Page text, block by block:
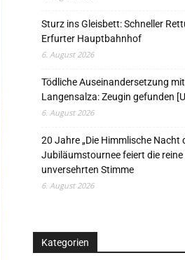
Sturz ins Gleisbett: Schneller
Erfurter Hauptbahnhof
6. August 2026
Tödliche Auseinandersetzung
Langensalza: Zeugin gefunden
6. August 2026
20 Jahre „Die Himmlische Nacht
Jubiläumstournee feiert die
unversehrten Stimme
6. August 2026
Kategorien